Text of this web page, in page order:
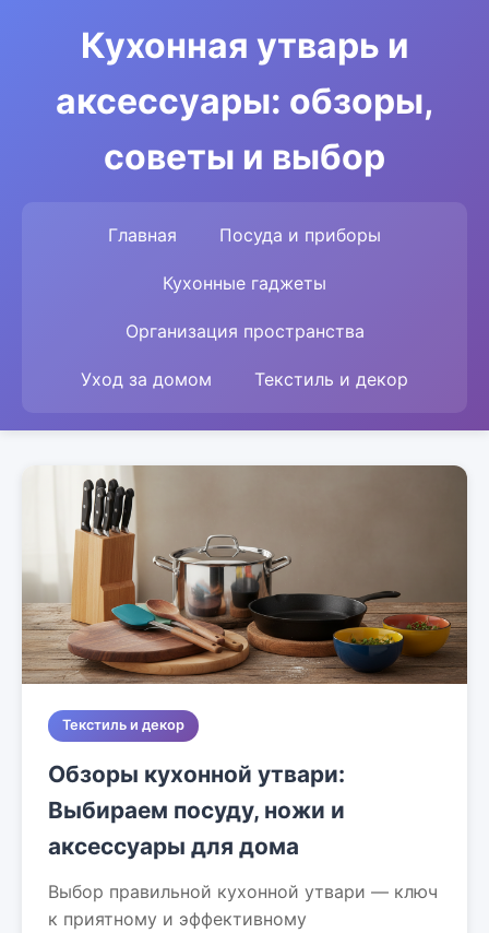
Кухонная утварь и
аксессуары: обзоры,
советы и выбор
Главная Посуда и приборы
Кухонные гаджеты
Организация пространства
Уход за домом Текстиль и декор
Текстиль и декор
Обзоры кухонной утвари:
Выбираем посуду, ножи и
аксессуары для дома
Выбор правильной кухонной утвари — ключ
к приятному и эффективному